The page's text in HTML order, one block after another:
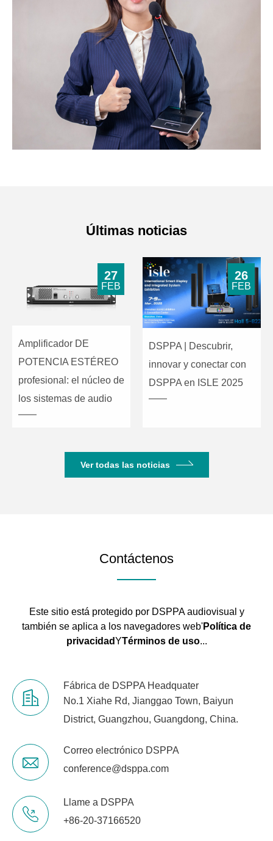
Últimas noticias
Amplificador DE
POTENCIA ESTÉREO
profesional: el núcleo de
los sistemas de audio
27
FEB
DSPPA | Descubrir,
innovar y conectar con
DSPPA en ISLE 2025
26
FEB
Ver todas las noticias
Contáctenos
Este sitio está protegido por DSPPA audiovisual y
también se aplica a los navegadores web'Política de
privacidadYTérminos de uso...
Fábrica de DSPPA Headquater
No.1 Xiahe Rd, Jianggao Town, Baiyun
District, Guangzhou, Guangdong, China.
Correo electrónico DSPPA
conference@dsppa.com
Llame a DSPPA
+86-20-37166520